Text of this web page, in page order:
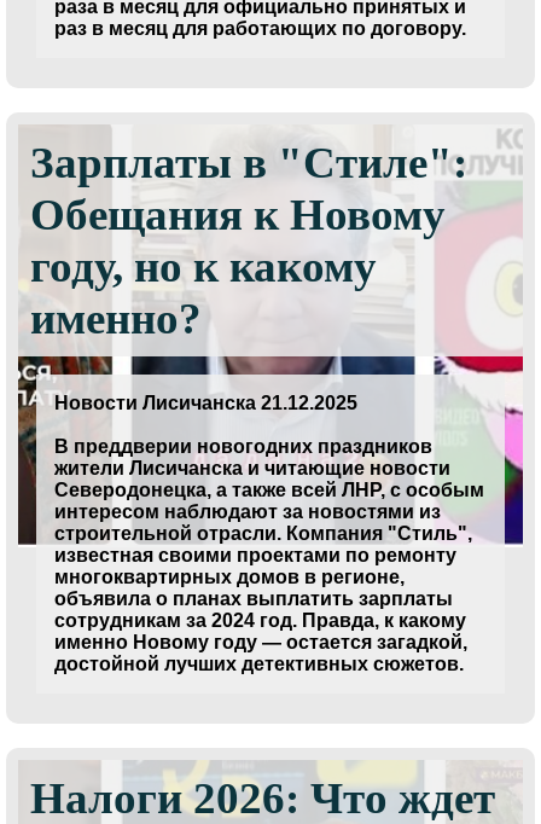
раза в месяц для официально принятых и
раз в месяц для работающих по договору.
Зарплаты в "Стиле":
Обещания к Новому
году, но к какому
именно?
Новости Лисичанска 21.12.2025
В преддверии новогодних праздников
жители Лисичанска и читающие новости
Северодонецка, а также всей ЛНР, с особым
интересом наблюдают за новостями из
строительной отрасли. Компания "Стиль",
известная своими проектами по ремонту
многоквартирных домов в регионе,
объявила о планах выплатить зарплаты
сотрудникам за 2024 год. Правда, к какому
именно Новому году — остается загадкой,
достойной лучших детективных сюжетов.
Налоги 2026: Что ждет